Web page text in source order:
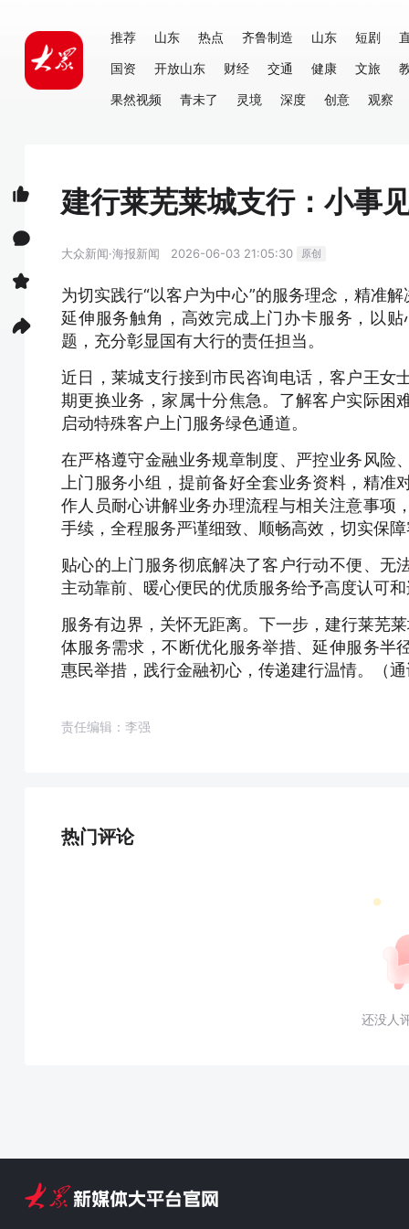
推荐 山东 热点 齐鲁制造 山东 短剧
国资
开放山东 财经 交通 健康 文旅
果然视频
青未了 灵境 深度 创意 观察
建行莱芜莱城支行：小事
大众新闻·海报新闻 2026-06-03 21:05:30 原创
为切实践行“以客户为中心”的服务理念，精准
延伸服务触角，高效完成上门办卡服务，以
题，充分彰显国有大行的责任担当。
近日，莱城支行接到市民咨询电话，客户王女
期更换业务，家属十分焦急。了解客户实际困
启动特殊客户上门服务绿色通道。
在严格遵守金融业务规章制度、严控业务风险
上门服务小组，提前备好全套业务资料，精
作人员耐心讲解业务办理流程与相关注意事项
手续，全程服务严谨细致、顺畅高效，切实保
贴心的上门服务彻底解决了客户行动不便、无
主动靠前、暖心便民的优质服务给予高度认可
服务有边界，关怀无距离。下一步，建行莱芜
体服务需求，不断优化服务举措、延伸服务半
惠民举措，践行金融初心，传递建行温情。（
责任编辑：李强
热门评论
还没人